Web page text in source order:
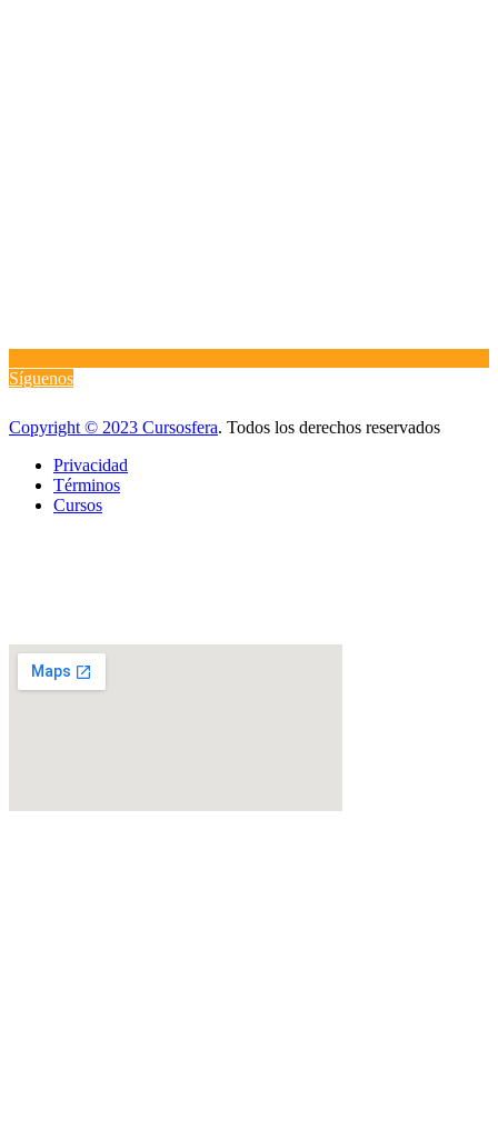
Síguenos
Copyright © 2023 Cursosfera. Todos los derechos reservados
Privacidad
Términos
Cursos